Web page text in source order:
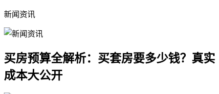
新闻资讯
买房预算全解析：买套房要多少钱？真实
成本大公开